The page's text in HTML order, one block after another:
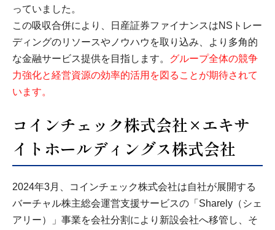
っていました。
この吸収合併により、日産証券ファイナンスはNSトレー
ディングのリソースやノウハウを取り込み、より多角的
な金融サービス提供を目指します。 グループ全体の競争
力強化と経営資源の効率的活用を図ることが期待されて
います。
コインチェック株式会社×エキサ
イトホールディングス株式会社
2024年3月、コインチェック株式会社は自社が展開する
バーチャル株主総会運営支援サービスの「Sharely（シェ
アリー）」事業を会社分割により新設会社へ移管し、そ